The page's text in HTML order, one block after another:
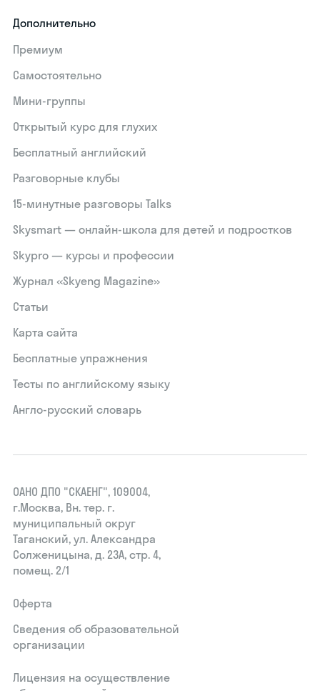
Дополнительно
Премиум
Самостоятельно
Мини-группы
Открытый курс для глухих
Бесплатный английский
Разговорные клубы
15‑минутные разговоры Talks
Skysmart — онлайн-школа для детей и подростков
Skypro — курсы и профессии
Журнал «Skyeng Magazine»
Статьи
Карта сайта
Бесплатные упражнения
Тесты по английскому языку
Англо-русский словарь
ОАНО ДПО "СКАЕНГ", 109004,
г.Москва, Вн. тер. г.
муниципальный округ
Таганский, ул. Александра
Солженицына, д. 23А, стр. 4,
помещ. 2/1
Оферта
Сведения об образовательной
организации
Лицензия на осуществление